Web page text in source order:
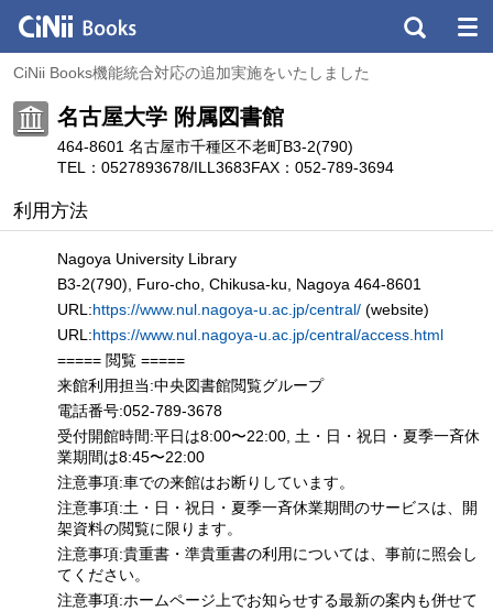
CiNii Books機能統合対応の追加実施をいたしました
名古屋大学 附属図書館
464-8601 名古屋市千種区不老町B3-2(790)
TEL：0527893678/ILL3683FAX：052-789-3694
利用方法
Nagoya University Library
B3-2(790), Furo-cho, Chikusa-ku, Nagoya 464-8601
URL:https://www.nul.nagoya-u.ac.jp/central/ (website)
URL:https://www.nul.nagoya-u.ac.jp/central/access.html
===== 閲覧 =====
来館利用担当:中央図書館閲覧グループ
電話番号:052-789-3678
受付開館時間:平日は8:00〜22:00, 土・日・祝日・夏季一斉休
業期間は8:45〜22:00
注意事項:車での来館はお断りしています。
注意事項:土・日・祝日・夏季一斉休業期間のサービスは、開
架資料の閲覧に限ります。
注意事項:貴重書・準貴重書の利用については、事前に照会し
てください。
注意事項:ホームページ上でお知らせする最新の案内も併せて